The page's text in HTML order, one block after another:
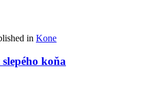
in Kone
koňa